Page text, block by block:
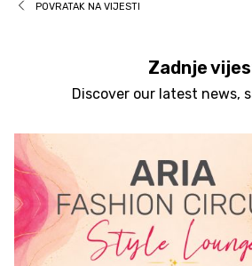
POVRATAK NA VIJESTI
Zadnje
Discover our latest news,